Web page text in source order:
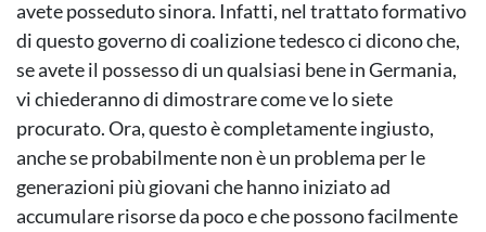
avete posseduto sinora. Infatti, nel trattato formativo
di questo governo di coalizione tedesco ci dicono che,
se avete il possesso di un qualsiasi bene in Germania,
vi chiederanno di dimostrare come ve lo siete
procurato. Ora, questo è completamente ingiusto,
anche se probabilmente non è un problema per le
generazioni più giovani che hanno iniziato ad
accumulare risorse da poco e che possono facilmente